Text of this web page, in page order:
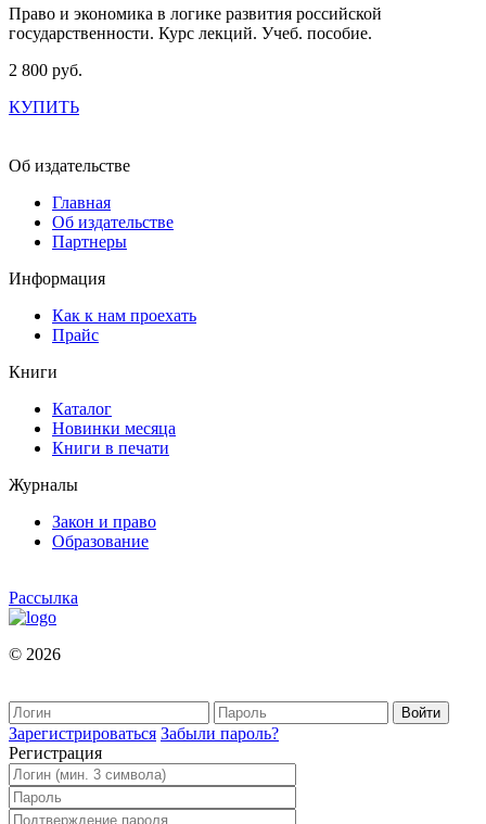
Право и экономика в логике развития российской
государственности. Курс лекций. Учеб. пособие.
2 800 руб.
КУПИТЬ
Об издательстве
Главная
Об издательстве
Партнеры
Информация
Как к нам проехать
Прайс
Книги
Каталог
Новинки месяца
Книги в печати
Журналы
Закон и право
Образование
Рассылка
© 2026
Зарегистрироваться Забыли пароль?
Регистрация